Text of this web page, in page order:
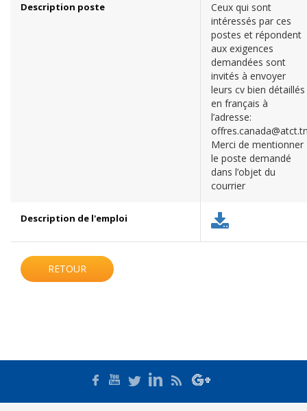
Description poste
Ceux qui sont
intéressés par ces
postes et répondent
aux exigences
demandées sont
invités à envoyer
leurs cv bien détaillés
en français à
l’adresse:
Merci de mentionner
le poste demandé
dans l’objet du
courrier
Description de l'emploi
RETOUR